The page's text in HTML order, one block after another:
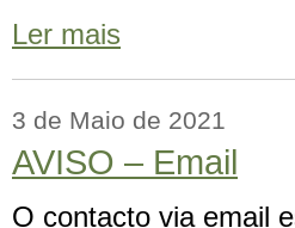
Ler mais
3 de Maio de 2021
AVISO – Email
O contacto via email